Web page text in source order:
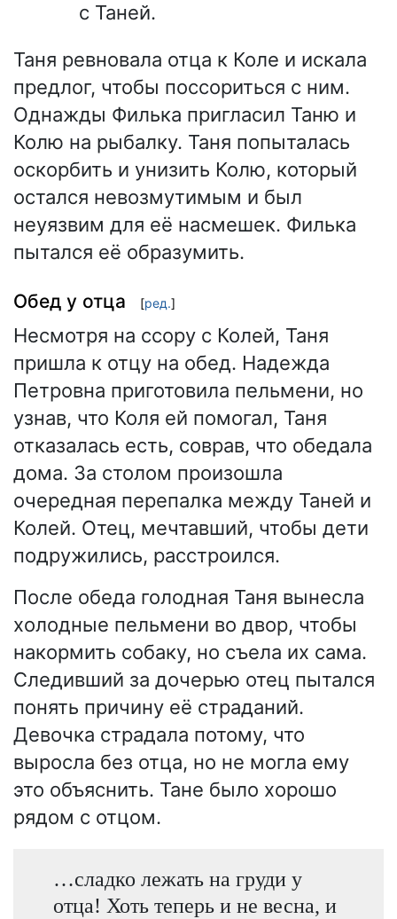
с Таней.
Таня ревновала отца к Коле и искала
предлог, чтобы поссориться с ним.
Однажды Филька пригласил Таню и
Колю на рыбалку. Таня попыталась
оскорбить и унизить Колю, который
остался невозмутимым и был
неуязвим для её насмешек. Филька
пытался её образумить.
Обед у отца [ред.]
Несмотря на ссору с Колей, Таня
пришла к отцу на обед. Надежда
Петровна приготовила пельмени, но
узнав, что Коля ей помогал, Таня
отказалась есть, соврав, что обедала
дома. За столом произошла
очередная перепалка между Таней и
Колей. Отец, мечтавший, чтобы дети
подружились, расстроился.
После обеда голодная Таня вынесла
холодные пельмени во двор, чтобы
накормить собаку, но съела их сама.
Следивший за дочерью отец пытался
понять причину её страданий.
Девочка страдала потому, что
выросла без отца, но не могла ему
это объяснить. Тане было хорошо
рядом с отцом.
…сладко лежать на груди у
отца! Хоть теперь и не весна, и